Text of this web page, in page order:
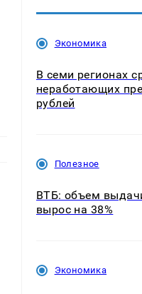
Экономика
В семи регионах
неработающих
рублей
Полезное
ВТБ: объем
вырос на 38%
Экономика